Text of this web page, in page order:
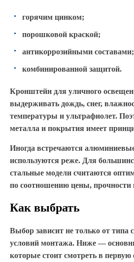
горячим цинком;
порошковой краской;
антикоррозийными составами;
комбинированной защитой.
Кронштейн для уличного
выдерживать дождь, снег,
температуры и ультрафиолет.
металла и покрытия имеет
Иногда встречаются
используются реже. Для
стальные модели считаются
по соотношению цены, прочности
Как выбрать
Выбор зависит не только от типа
условий монтажа. Ниже —
которые стоит смотреть в первую